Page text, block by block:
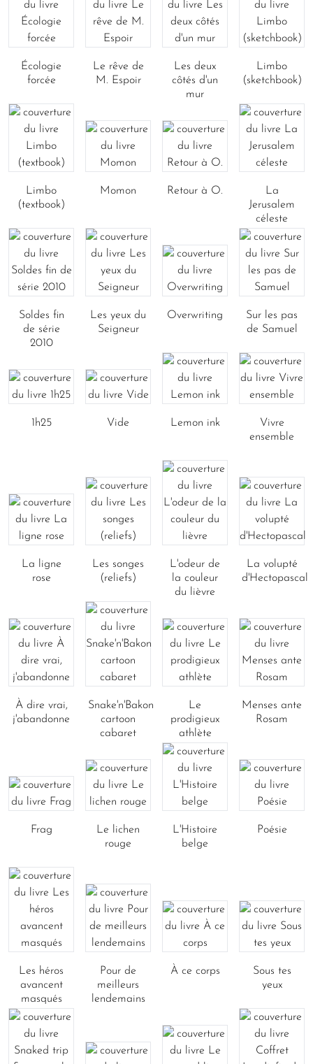
Écologie
forcée
Le rêve de
M. Espoir
Les deux
côtés d'un
mur
Limbo
(sketchbook)
Limbo
(textbook)
Momon Retour à O.
La
Jerusalem
céleste
Soldes fin
de série
2010
Les yeux du
Seigneur
Overwriting
Sur les pas
de Samuel
1h25 Vide Lemon ink
Vivre
ensemble
La ligne
rose
Les songes
(reliefs)
L'odeur de
la couleur
du lièvre
La volupté
d'Hectopascal
À dire vrai,
j'abandonne
Snake'n'Bakon
cartoon
cabaret
Le
prodigieux
athlète
Menses ante
Rosam
Frag
Le lichen
rouge
L'Histoire
belge
Poésie
Les héros
avancent
masqués
Pour de
meilleurs
lendemains
À ce corps
Sous tes
yeux